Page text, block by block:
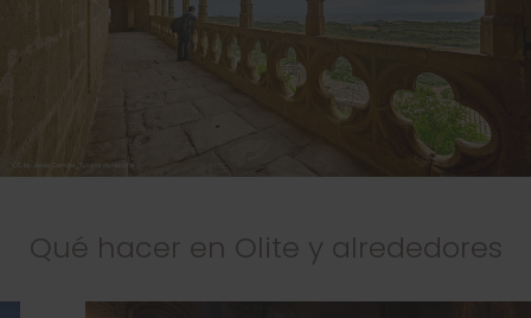
Qué hacer en Olite y alrededores